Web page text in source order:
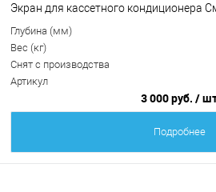
Экран для кассетного кондиционера
Глубина (мм)
Вес (кг)
Снят с производства
Артикул
3 000 руб. /
Подробнее